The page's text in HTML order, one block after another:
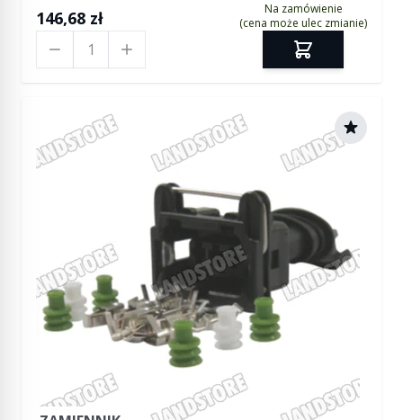
146,68 zł
Na zamówienie
(cena może ulec zmianie)